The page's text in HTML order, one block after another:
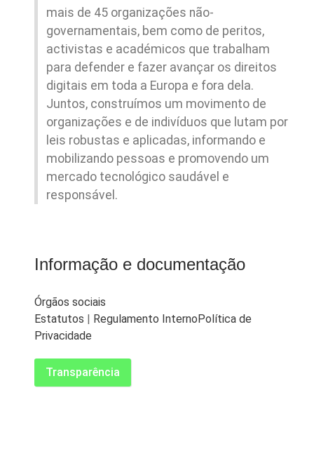
mais de 45 organizações não-
governamentais, bem como de peritos,
activistas e académicos que trabalham
para defender e fazer avançar os direitos
digitais em toda a Europa e fora dela.
Juntos, construímos um movimento de
organizações e de indivíduos que lutam por
leis robustas e aplicadas, informando e
mobilizando pessoas e promovendo um
mercado tecnológico saudável e
responsável.
Informação e documentação
Órgãos sociais
Estatutos | Regulamento InternoPolítica de
Privacidade
Transparência